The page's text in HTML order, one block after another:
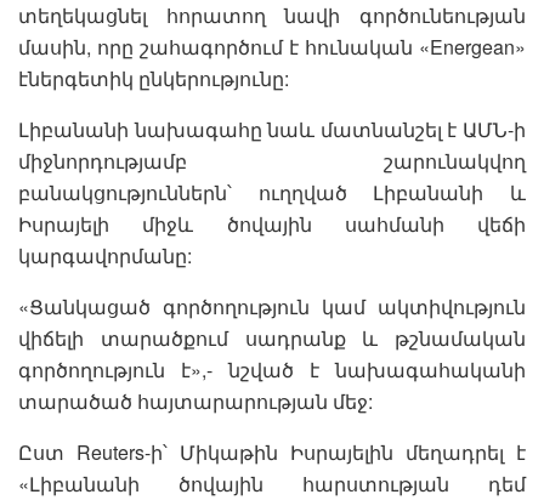
տեղեկացնել հորատող նավի գործունեության
մասին, որը շահագործում է հունական «Energean»
էներգետիկ ընկերությունը:
Լիբանանի նախագահը նաև մատնանշել է ԱՄՆ-ի
միջնորդությամբ շարունակվող
բանակցություններն՝ ուղղված Լիբանանի և
Իսրայելի միջև ծովային սահմանի վեճի
կարգավորմանը:
«Ցանկացած գործողություն կամ ակտիվություն
վիճելի տարածքում սադրանք և թշնամական
գործողություն է»,- նշված է նախագահականի
տարածած հայտարարության մեջ:
Ըստ Reuters-ի՝ Միկաթին Իսրայելին մեղադրել է
«Լիբանանի ծովային հարստության դեմ